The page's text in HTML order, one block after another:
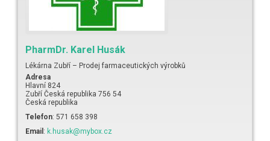
PharmDr. Karel Husák
Lékárna Zubří – Prodej farmaceutických výrobků
Adresa
Hlavní 824
Zubří Česká republika 756 54
Česká republika
Telefon: 571 658 398
Email : k.husak@mybox.cz